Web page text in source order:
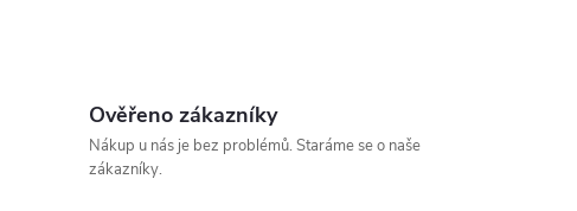
Ověřeno zákazníky
Nákup u nás je bez problémů. Staráme se o naše
zákazníky.